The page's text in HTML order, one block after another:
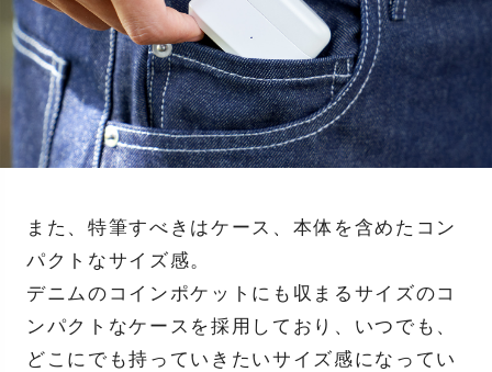
また、特筆すべきはケース、本体を含めたコン
パクトなサイズ感。
デニムのコインポケットにも収まるサイズのコ
ンパクトなケースを採用しており、いつでも、
どこにでも持っていきたいサイズ感になってい